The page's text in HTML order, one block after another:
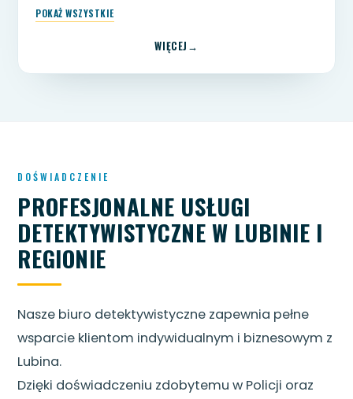
POKAŻ WSZYSTKIE
WIĘCEJ
DOŚWIADCZENIE
PROFESJONALNE USŁUGI
DETEKTYWISTYCZNE W LUBINIE I
REGIONIE
Nasze biuro detektywistyczne zapewnia pełne
wsparcie klientom indywidualnym i biznesowym z
Lubina.
Dzięki doświadczeniu zdobytemu w Policji oraz